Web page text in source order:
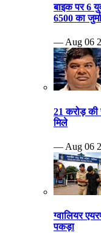
बाइक पर 6
6500 का
— Aug 06
21 करोड़ की
मिले
— Aug 06
ग्वालियर
पकड़ा